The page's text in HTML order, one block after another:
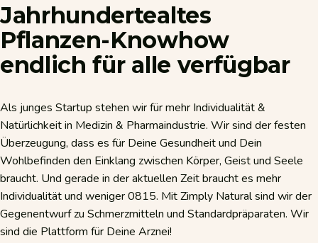
Jahrhundertealtes
Pflanzen-Knowhow
endlich für alle verfügbar
Als junges Startup stehen wir für mehr Individualität &
Natürlichkeit in Medizin & Pharmaindustrie. Wir sind der festen
Überzeugung, dass es für Deine Gesundheit und Dein
Wohlbefinden den Einklang zwischen Körper, Geist und Seele
braucht. Und gerade in der aktuellen Zeit braucht es mehr
Individualität und weniger 0815. Mit Zimply Natural sind wir der
Gegenentwurf zu Schmerzmitteln und Standardpräparaten. Wir
sind die Plattform für Deine Arznei!